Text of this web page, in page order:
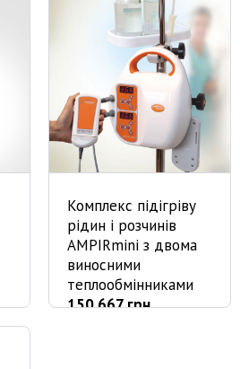
Комплекс підігріву
рідин і розчинів
AMPIRmini з двома
виносними
теплообмінниками
150 667 грн